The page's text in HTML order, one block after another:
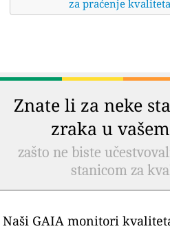
za praćenje
Znate li za neke
zraka u
zašto ne biste
stanicom za
Naši GAIA monitori